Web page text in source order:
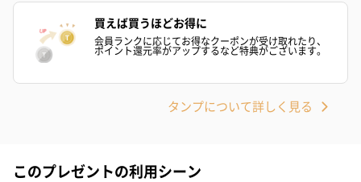
キャンドル・お香
買えば買うほどお得に
会員ランクに応じてお得なクーポンが受け取れたり、
ポイント還元率がアップするなど特典がございます。
タンプについて詳しく見る
このプレゼントの利用シーン